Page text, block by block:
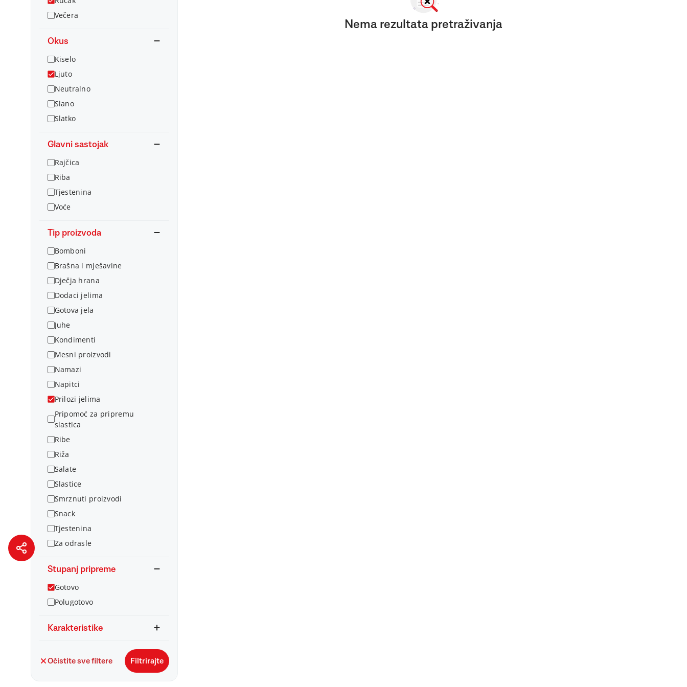
Večera
Okus
Kiselo
Ljuto
Neutralno
Slano
Slatko
Glavni sastojak
Rajčica
Riba
Tjestenina
Voće
Tip proizvoda
Bomboni
Brašna i mješavine
Dječja hrana
Dodaci jelima
Gotova jela
Juhe
Kondimenti
Mesni proizvodi
Namazi
Napitci
Prilozi jelima
Pripomoć za pripremu
slastica
Ribe
Riža
Salate
Slastice
Smrznuti proizvodi
Snack
Tjestenina
Za odrasle
Stupanj pripreme
Gotovo
Polugotovo
Karakteristike
Očistite sve filtere Filtrirajte
Nema rezultata pretraživanja